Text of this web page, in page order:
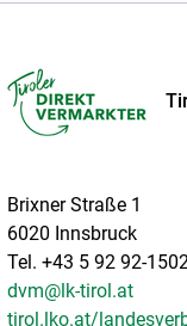
Brixner Straße 1
6020 Innsbruck
Tel. +43 5 92 92-
dvm@lk-tirol.at
tirol.lko.at/